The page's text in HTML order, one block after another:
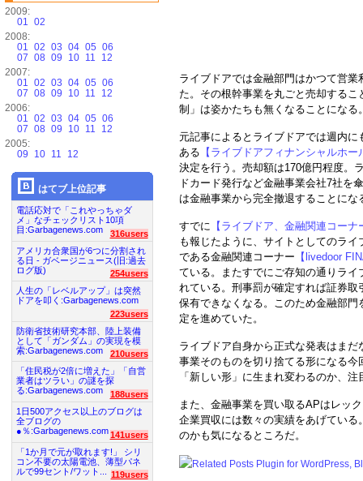
ライブドアでは金融部門はかつて営
た。その根幹事業を丸ごと売却する
制」は姿かたちも無くなることになる
元記事によるとライブドアでは週内
ある 【ライブドアフィナンシャルホ
決定を行う。売却額は170億円程度。
ドカード発行など金融事業会社7社を
は金融事業から完全撤退することにな
すでに 【ライブドア、金融関連コー
も報じたように、サイトとしてのラ
である金融関連コーナー 【livedoor
ている。またすでにご存知の通りラ
れている。刑事罰が確定すれば証券
保有できなくなる。このため金融部
定を進めていた。
ライブドア自身から正式な発表はま
事業そのものを切り捨てる形になる
「新しい形」に生まれ変わるのか、
また、金融事業を買い取るAPはレッ
企業買収には数々の実績をあげてい
のかも気になるところだ。
2009:
01 02
2008:
01 02 03 04 05 06
07 08 09 10 11
12
2007:
01 02 03 04 05 06
07 08 09 10 11
12
2006:
01 02 03 04 05 06
07 08 09 10 11
12
2005:
09
10 11 12
はてブ上位記事
電話応対で「これやっちゃダ
メ」なチェックリスト10項
目:Garbagenews.com
316users
アメリカ合衆国が6つに分割され
る日 - ガベージニュース(旧:過去
ログ版)
254users
人生の「レベルアップ」は突然
ドアを叩く:Garbagenews.com
223users
防衛省技術研究本部、陸上装備
として「ガンダム」の実現を模
索:Garbagenews.com
210users
「住民税が2倍に増えた」「自営
業者はツラい」の謎を探
る:Garbagenews.com
188users
1日500アクセス以上のブログは
全ブログの
●％:Garbagenews.com 141users
「1か月で元が取れます!」 シリ
コン不要の太陽電池、薄型パネ
ルで99セント/ワット...
119users